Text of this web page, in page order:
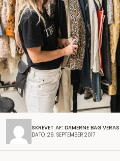
SKREVET AF: DAMERNE BAG VERAS
DATO: 29. SEPTEMBER 2017